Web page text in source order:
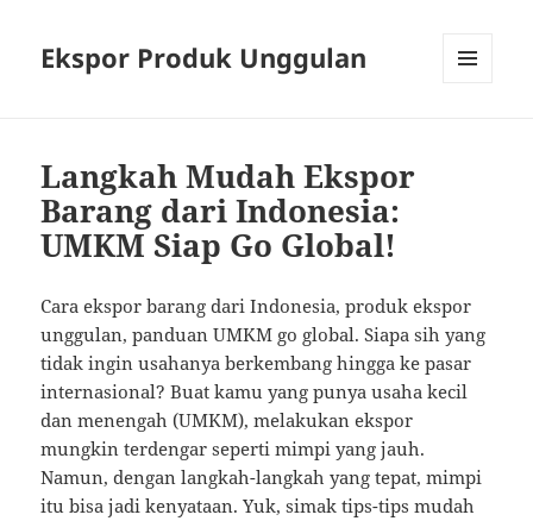
Ekspor Produk Unggulan
Langkah Mudah Ekspor
Barang dari Indonesia:
UMKM Siap Go Global!
Cara ekspor barang dari Indonesia, produk ekspor
unggulan, panduan UMKM go global. Siapa sih yang
tidak ingin usahanya berkembang hingga ke pasar
internasional? Buat kamu yang punya usaha kecil
dan menengah (UMKM), melakukan ekspor
mungkin terdengar seperti mimpi yang jauh.
Namun, dengan langkah-langkah yang tepat, mimpi
itu bisa jadi kenyataan. Yuk, simak tips-tips mudah